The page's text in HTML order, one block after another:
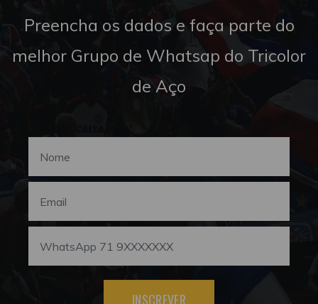
Preencha os dados e faça parte do
melhor Grupo de Whatsap do Tricolor
de Aço
INSCREVER